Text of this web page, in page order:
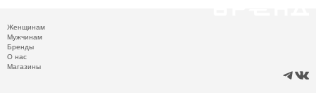
Женщинам
Мужчинам
Бренды
О нас
Магазины